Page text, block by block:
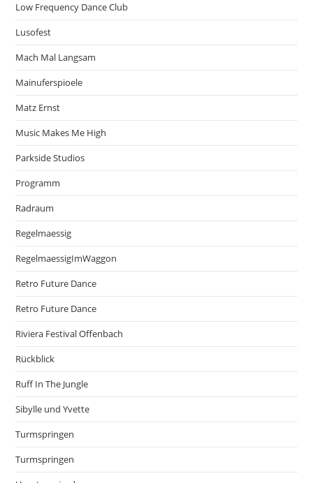
Low Frequency Dance Club
Lusofest
Mach Mal Langsam
Mainuferspioele
Matz Ernst
Music Makes Me High
Parkside Studios
Programm
Radraum
Regelmaessig
RegelmaessigImWaggon
Retro Future Dance
Retro Future Dance
Riviera Festival Offenbach
Rückblick
Ruff In The Jungle
Sibylle und Yvette
Turmspringen
Turmspringen